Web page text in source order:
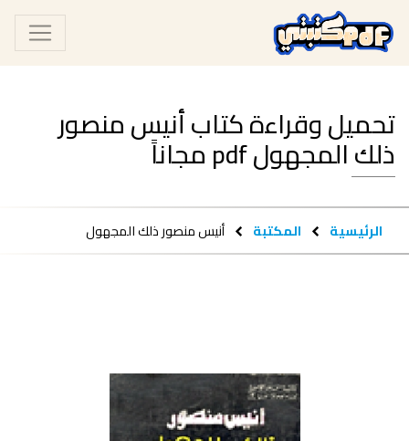
تحميل وقراءة كتاب أنيس منصور
ذلك المجهول pdf مجاناً
الرئيسية المكتبة أنيس منصور ذلك المجهول